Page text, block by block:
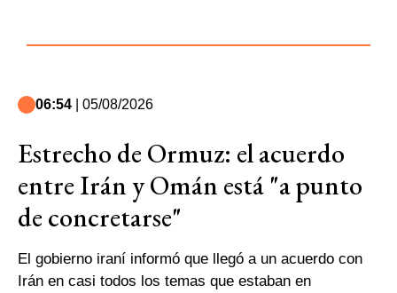
06:54 | 05/08/2026
Estrecho de Ormuz: el acuerdo
entre Irán y Omán está "a punto
de concretarse"
El gobierno iraní informó que llegó a un acuerdo con
Irán en casi todos los temas que estaban en